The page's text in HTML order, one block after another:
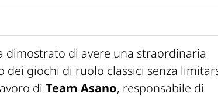
dimostrato di avere una straordinaria
dei giochi di ruolo classici senza
di Team Asano, responsabile di